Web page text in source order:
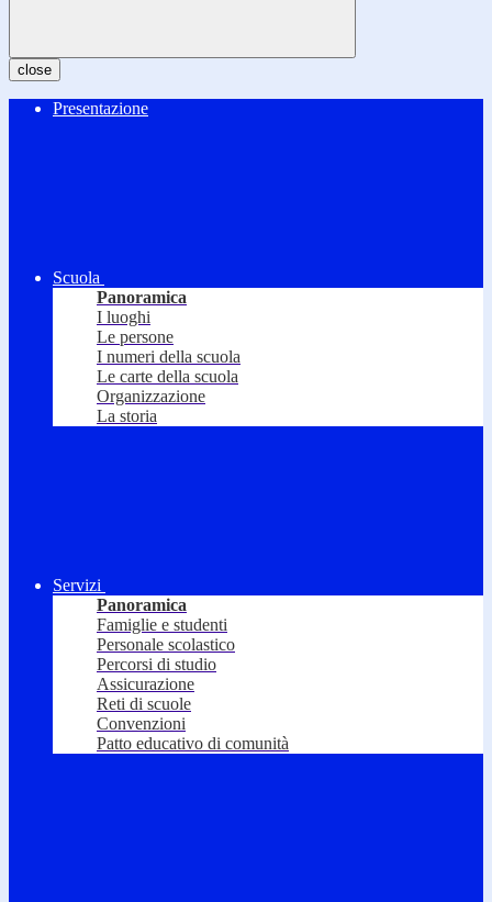
close
Presentazione
Scuola
Panoramica
I luoghi
Le persone
I numeri della scuola
Le carte della scuola
Organizzazione
La storia
Servizi
Panoramica
Famiglie e studenti
Personale scolastico
Percorsi di studio
Assicurazione
Reti di scuole
Convenzioni
Patto educativo di comunità